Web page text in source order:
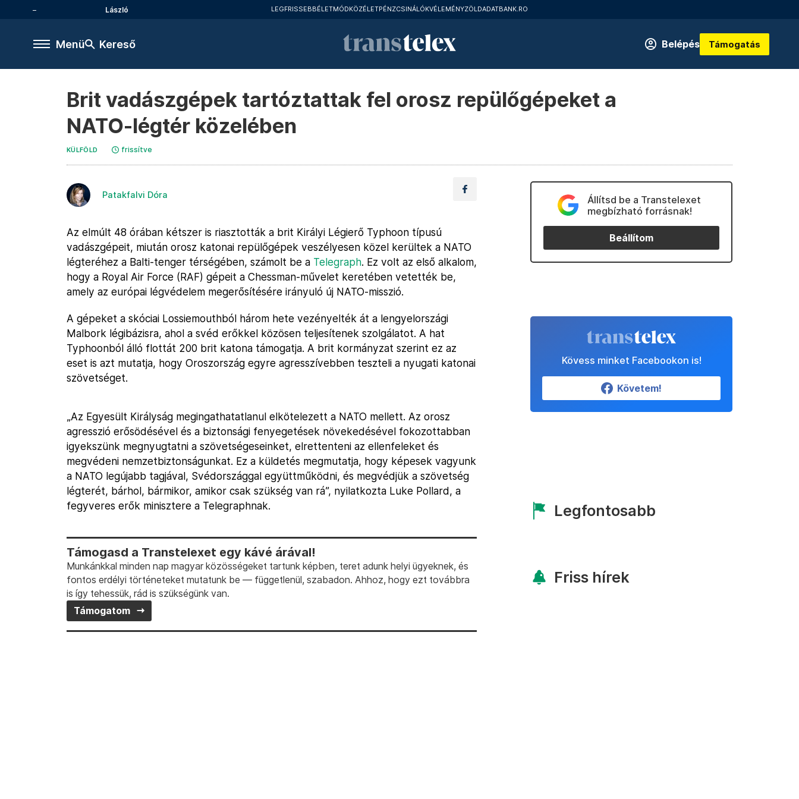
László LEGFRISSEBBÉLETMÓDKÖZÉLETPÉNZCSINÁLÓKVÉLEMÉNYZÖLDADATBANK.RO
Menü Kereső Belépés Támogatás
Brit vadászgépek tartóztattak fel orosz repülőgépeket a
NATO-légtér közelében
KÜLFÖLD frissítve
Patakfalvi Dóra
Az elmúlt 48 órában kétszer is riasztották a brit Királyi Légierő Typhoon típusú
vadászgépeit, miután orosz katonai repülőgépek veszélyesen közel kerültek a NATO
légteréhez a Balti-tenger térségében, számolt be a Telegraph. Ez volt az első alkalom,
hogy a Royal Air Force (RAF) gépeit a Chessman-művelet keretében vetették be,
amely az európai légvédelem megerősítésére irányuló új NATO-misszió.
A gépeket a skóciai Lossiemouthból három hete vezényelték át a lengyelországi
Malbork légibázisra, ahol a svéd erőkkel közösen teljesítenek szolgálatot. A hat
Typhoonból álló flottát 200 brit katona támogatja. A brit kormányzat szerint ez az
eset is azt mutatja, hogy Oroszország egyre agresszívebben teszteli a nyugati katonai
szövetséget.
„Az Egyesült Királyság megingathatatlanul elkötelezett a NATO mellett. Az orosz
agresszió erősödésével és a biztonsági fenyegetések növekedésével fokozottabban
igyekszünk megnyugtatni a szövetségeseinket, elrettenteni az ellenfeleket és
megvédeni nemzetbiztonságunkat. Ez a küldetés megmutatja, hogy képesek vagyunk
a NATO legújabb tagjával, Svédországgal együttműködni, és megvédjük a szövetség
légterét, bárhol, bármikor, amikor csak szükség van rá”, nyilatkozta Luke Pollard, a
fegyveres erők minisztere a Telegraphnak.
Támogasd a Transtelexet egy kávé árával!
Munkánkkal minden nap magyar közösségeket tartunk képben, teret adunk helyi ügyeknek, és
fontos erdélyi történeteket mutatunk be — függetlenül, szabadon. Ahhoz, hogy ezt továbbra
is így tehessük, rád is szükségünk van.
Támogatom
Állítsd be a Transtelexet
megbízható forrásnak!
Beállítom
Kövess minket Facebookon is!
Követem!
Legfontosabb
Friss hírek